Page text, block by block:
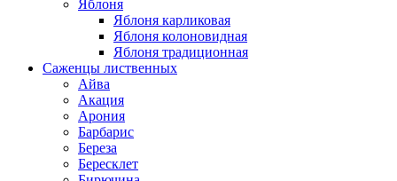
Яблоня
Яблоня карликовая
Яблоня колоновидная
Яблоня традиционная
Саженцы лиственных
Айва
Акация
Арония
Барбарис
Береза
Бересклет